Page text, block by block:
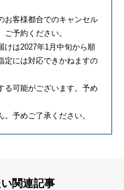
お客様都合でのキャンセル
予約ください。
けは2027年1月中旬から順
定には対応できかねますの
る可能がございます。予め
。予めご了承ください。
関連記事